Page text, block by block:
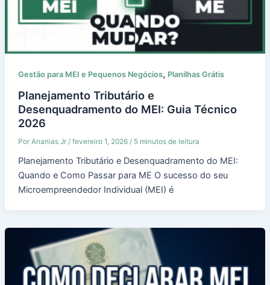
Gestão para MEI e Pequenos Negócios, Planilhas Grátis
Planejamento Tributário e
Desenquadramento do MEI: Guia Técnico
2026
Por Ananias Jr / fevereiro 1, 2026 / 5 minutos de leitura
Planejamento Tributário e Desenquadramento do MEI:
Quando e Como Passar para ME O sucesso do seu
Microempreendedor Individual (MEI) é